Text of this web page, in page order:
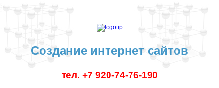
Создание интернет сайтов
тел. +7 920-74-76-190